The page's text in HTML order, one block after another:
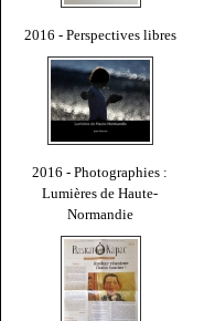
2016 - Perspectives libres
2016 - Photographies :
Lumières de Haute-
Normandie